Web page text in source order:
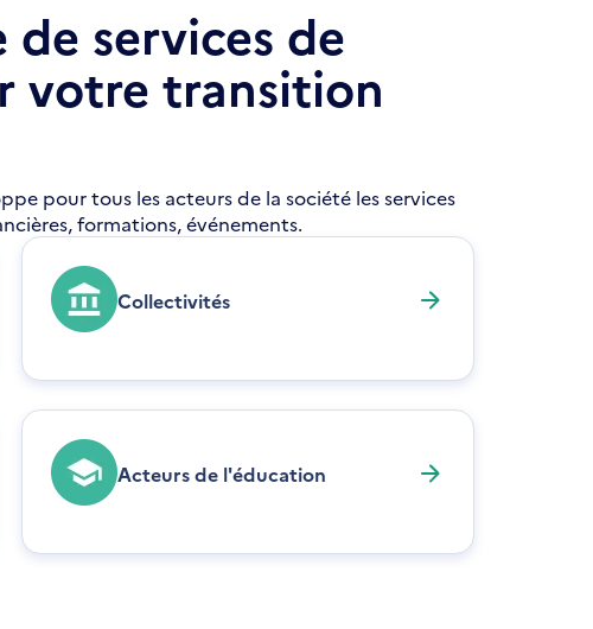
de services de
votre transition
pour tous les acteurs de la société les services
formations, événements.
Collectivités
Acteurs de l'éducation